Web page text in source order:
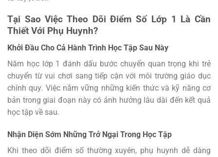
Tại Sao Việc Theo Dõi Điểm Số Lớp 1 Là Cần
Thiết Với Phụ Huynh?
Khởi Đầu Cho Cả Hành Trình Học Tập Sau Này
Năm học lớp 1 đánh dấu bước chuyển quan trọng khi trẻ
chuyển từ vui chơi sang tiếp cận với môi trường giáo dục
chính quy. Việc nắm vững những kiến thức và kỹ năng cơ
bản trong giai đoạn này có ảnh hưởng lâu dài đến kết quả
học tập về sau.
Nhận Diện Sớm Những Trở Ngại Trong Học Tập
Khi theo dõi điểm số thường xuyên, phụ huynh dễ dàng